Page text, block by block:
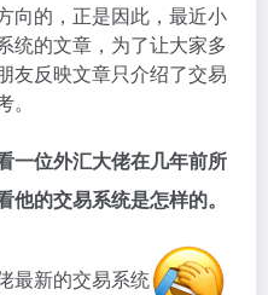
向的，正是因此，最近小
统的文章，为了让大家多
友反映文章只介绍了交易
一位外汇大佬在几年前所
的交易系统是怎样的。
最新的交易系统